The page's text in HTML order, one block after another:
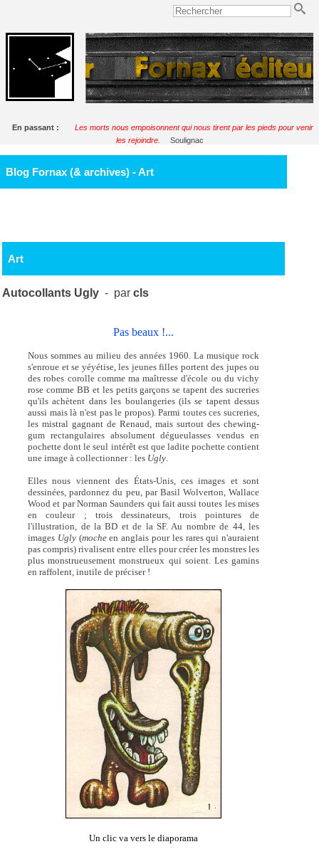
En passant :
Les morts nous empoisonnent qui nous tirent par les pieds pour venir
les rejoindre.
Soulignac
Blog Fornax (& archives) - Art
Art
Autocollants Ugly - parcls
Pas beaux !...
Nous sommes au milieu des années 1960. La musique rock
s'enroue et se yéyétise, les jeunes filles portent des jupes ou
des robes corolle comme ma maîtresse d'école ou du vichy
rose comme BB et les petits garçons se tapent des sucreries
qu'ils achètent dans les boulangeries (ils se tapent dessus
aussi mais là n'est pas le propos). Parmi toutes ces sucreries,
les mistral gagnant de Renaud, mais surtout des chewing-
gum rectangulaires absolument dégueulasses vendus en
pochette dont le seul intérêt est que ladite pochette contient
une image à collectionner : les Ugly
Elles nous viennent des États-Unis, ces images et sont
dessinées, pardonnez du peu, par Basil Wolverton, Wallace
Wood et par Norman Saunders qui fait aussi toutes les mises
en couleur ; trois dessinateurs, trois pointures de
l'illustration, de la BD et de la SF. Au nombre de 44, les
images Ugly(mocheen anglais pour les rares qui n'auraient
pas compris) rivalisent entre elles pour créer les monstres les
plus monstrueusement monstrueux qui soient. Les gamins
en raffolent, inutile de préciser !
Un clic va vers le diaporama